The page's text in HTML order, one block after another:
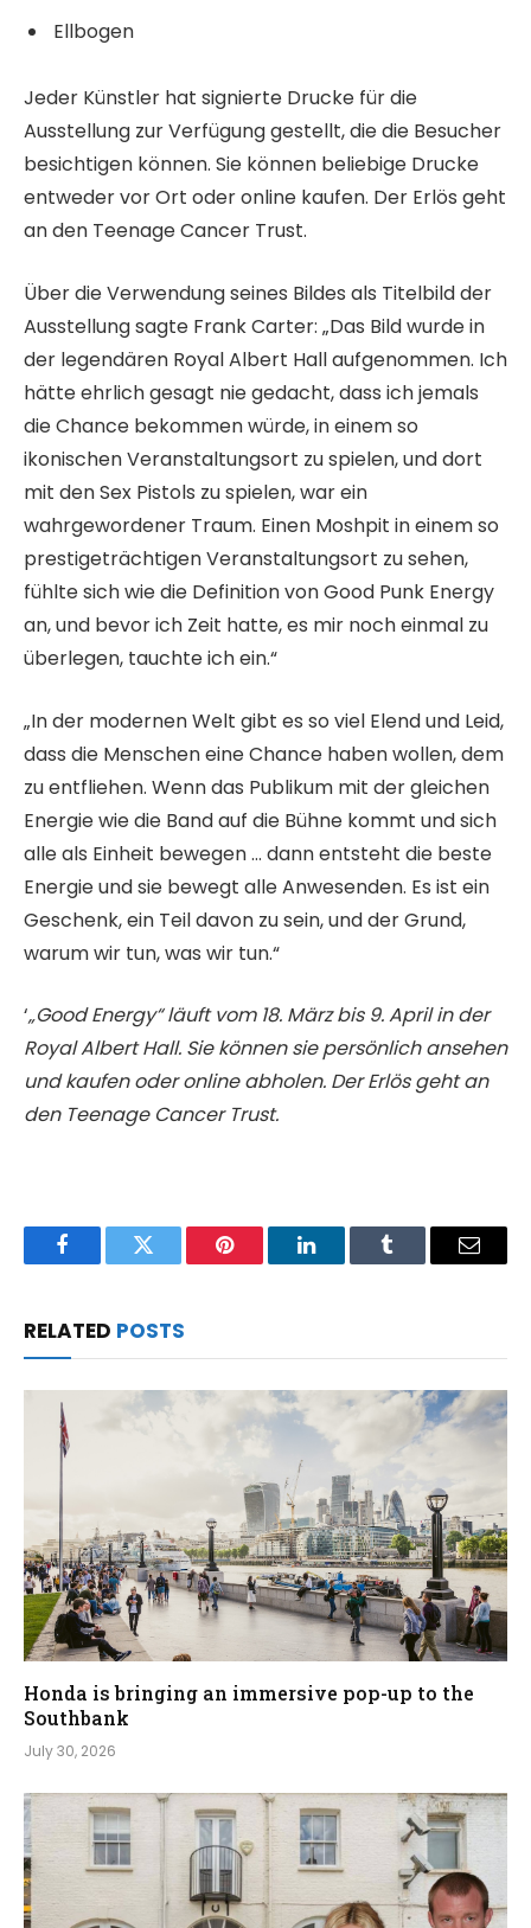
Ellbogen
Jeder Künstler hat signierte Drucke für die
Ausstellung zur Verfügung gestellt, die die Besucher
besichtigen können. Sie können beliebige Drucke
entweder vor Ort oder online kaufen. Der Erlös geht
an den Teenage Cancer Trust.
Über die Verwendung seines Bildes als Titelbild der
Ausstellung sagte Frank Carter: „Das Bild wurde in
der legendären Royal Albert Hall aufgenommen. Ich
hätte ehrlich gesagt nie gedacht, dass ich jemals
die Chance bekommen würde, in einem so
ikonischen Veranstaltungsort zu spielen, und dort
mit den Sex Pistols zu spielen, war ein
wahrgewordener Traum. Einen Moshpit in einem so
prestigeträchtigen Veranstaltungsort zu sehen,
fühlte sich wie die Definition von Good Punk Energy
an, und bevor ich Zeit hatte, es mir noch einmal zu
überlegen, tauchte ich ein.“
„In der modernen Welt gibt es so viel Elend und Leid,
dass die Menschen eine Chance haben wollen, dem
zu entfliehen. Wenn das Publikum mit der gleichen
Energie wie die Band auf die Bühne kommt und sich
alle als Einheit bewegen … dann entsteht die beste
Energie und sie bewegt alle Anwesenden. Es ist ein
Geschenk, ein Teil davon zu sein, und der Grund,
warum wir tun, was wir tun.“
‘„Good Energy“ läuft vom 18. März bis 9. April in der
Royal Albert Hall. Sie können sie persönlich ansehen
und kaufen oder online abholen. Der Erlös geht an
den Teenage Cancer Trust.
FacebookTwitter Pinterest LinkedInTumblr Email
RELATED POSTS
Honda is bringing an immersive pop-up to the
Southbank
July 30, 2026